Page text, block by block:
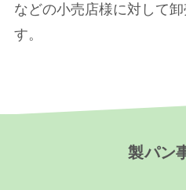
などの小売店様に対して
す。
製パン